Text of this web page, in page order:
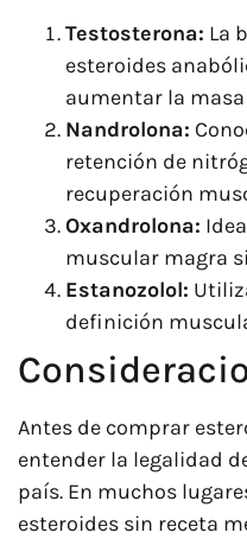
Testosterona: La
esteroides
aumentar la
Nandrolona:
retención de
recuperación
Oxandrolona:
muscular magra
Estanozolol:
definición
Antes de comprar
entender la legalidad
país. En muchos
esteroides sin receta